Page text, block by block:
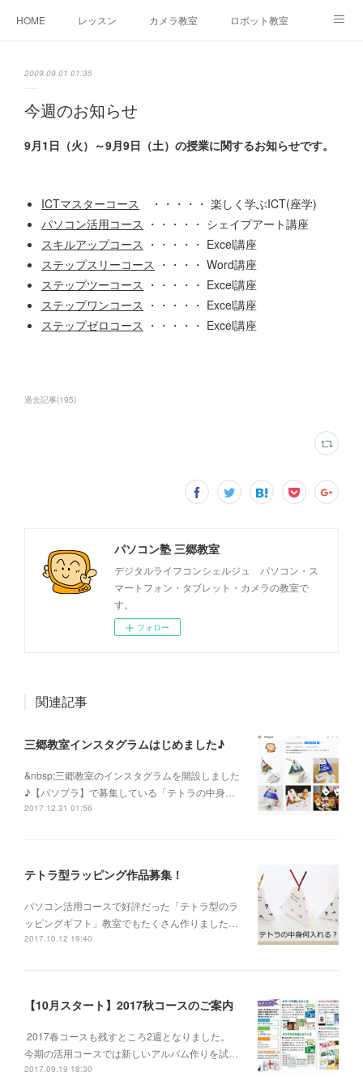
HOME レッスン カメラ教室 ロボット教室
2009.09.01 01:35
今週のお知らせ
9月1日（火）～9月9日（土）の授業に関するお知らせです。
ICTマスターコース ・・・・・ 楽しく学ぶICT(座学)
パソコン活用コース ・・・・・ シェイプアート講座
スキルアップコース ・・・・・ Excel講座
ステップスリーコース ・・・・ Word講座
ステップツーコース ・・・・・ Excel講座
ステップワンコース ・・・・・ Excel講座
ステップゼロコース ・・・・・ Excel講座
過去記事(195)
パソコン塾 三郷教室
デジタルライフコンシェルジュ パソコン・ス
マートフォン・タブレット・カメラの教室で
す。
フォロー
関連記事
三郷教室インスタグラムはじめました♪
&nbsp;三郷教室のインスタグラムを開設しました
♪【パソプラ】で募集している「テトラの中身…
2017.12.31 01:56
テトラ型ラッピング作品募集！
パソコン活用コースで好評だった「テトラ型のラ
ッピングギフト」教室でもたくさん作りました…
2017.10.12 19:40
【10月スタート】2017秋コースのご案内
2017春コースも残すところ2週となりました。
今期の活用コースでは新しいアルバム作りを試…
2017.09.19 18:30